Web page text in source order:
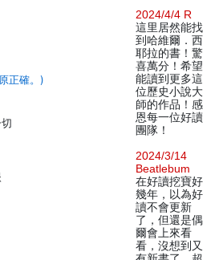
正確。)
2024/4/4 R
這里居然能找
到哈維爾．西
耶拉的書！驚
喜萬分！希望
能讀到更多這
位歷史小說大
師的作品！感
恩每一位好讀
團隊！
2024/3/14
Beatlebum
在好讀挖寶好
幾年，以為好
讀不會更新
了，但還是偶
爾會上來看
看，沒想到又